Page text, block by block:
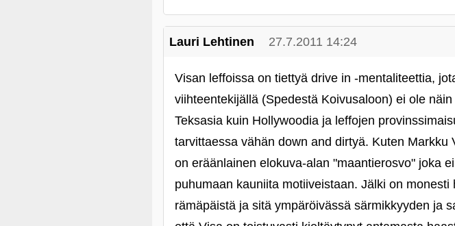
Lauri Lehtinen 27.7.2011 14:24
Visan leffoissa on tiettyä drive in ‑mentaliteettia,
viihteentekijällä (Spedestä Koivusaloon) ei ole
Teksasia kuin Hollywoodia ja leffojen
tarvittaessa vähän down and dirtyä. Kuten
on eräänlainen elokuva-alan "maantierosvo" joka
puhumaan kauniita motiiveistaan. Jälki on
rämäpäistä ja sitä ympäröivässä särmikkyyden ja